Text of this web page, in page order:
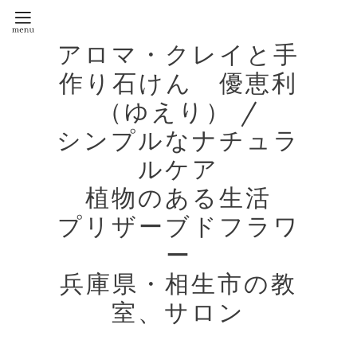
アロマ・クレイと手
作り石けん 優恵利
（ゆえり） /
シンプルなナチュラ
ルケア
植物のある生活
プリザーブドフラワ
ー
兵庫県・相生市の教
室、サロン